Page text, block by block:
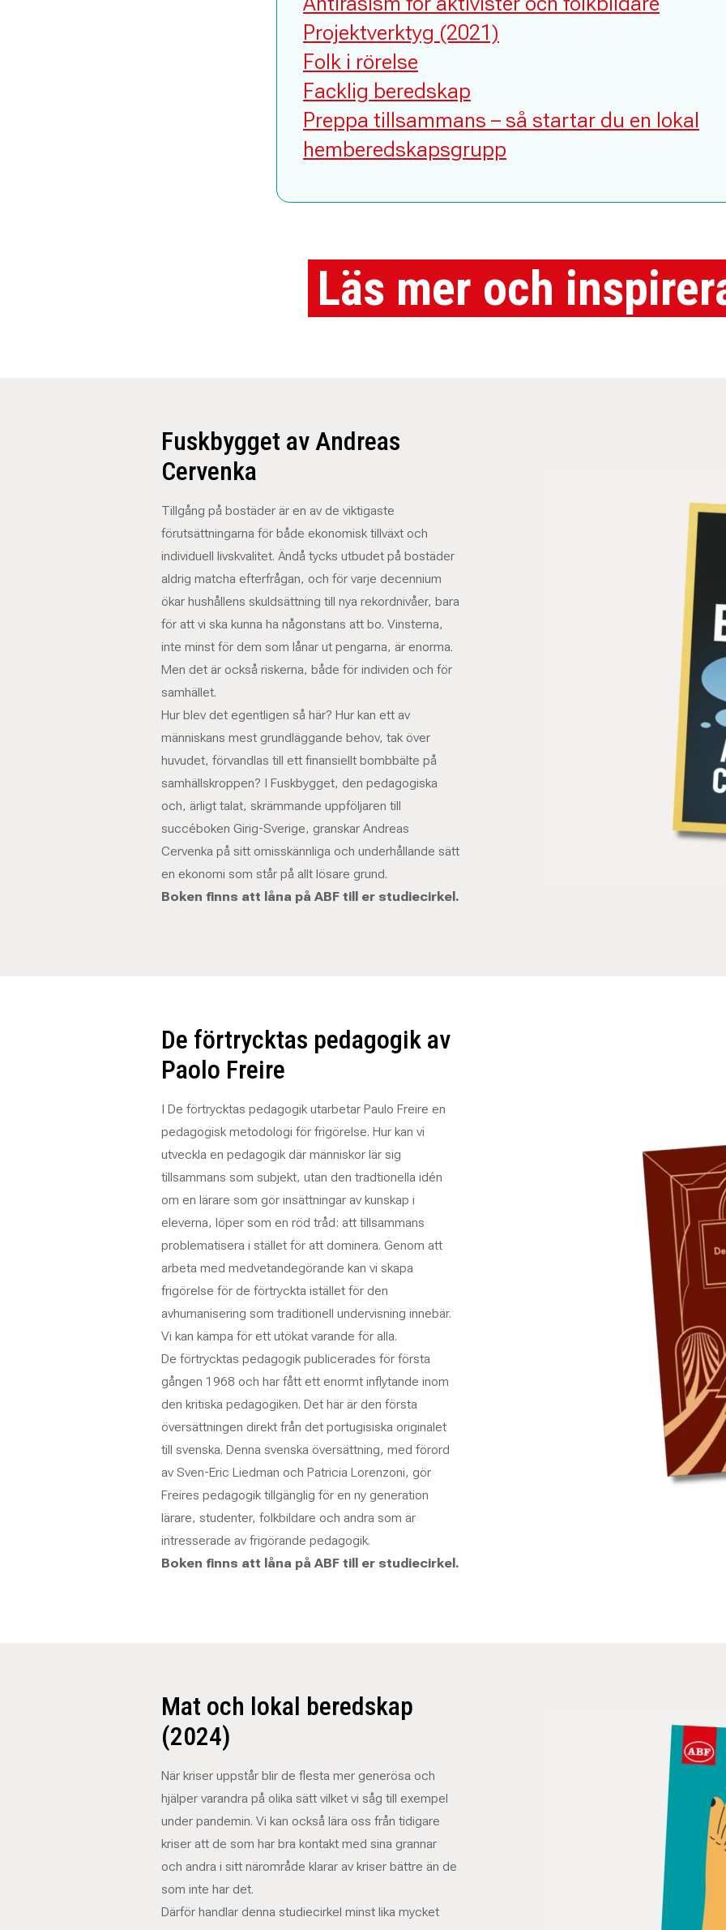
Projektverktyg (2021)
Folk i rörelse
Facklig beredskap
Preppa tillsammans – så startar du en lokal
hemberedskapsgrupp
Läs mer och
Fuskbygget av Andreas
Cervenka
Tillgång på bostäder är en av de viktigaste
förutsättningarna för både ekonomisk tillväxt och
individuell livskvalitet. Ändå tycks utbudet på bostäder
aldrig matcha efterfrågan, och för varje decennium
ökar hushållens skuldsättning till nya rekordnivåer, bara
för att vi ska kunna ha någonstans att bo. Vinsterna,
inte minst för dem som lånar ut pengarna, är enorma.
Men det är också riskerna, både för individen och för
samhället.
Hur blev det egentligen så här? Hur kan ett av
människans mest grundläggande behov, tak över
huvudet, förvandlas till ett finansiellt bombbälte på
samhällskroppen? I Fuskbygget, den pedagogiska
och, ärligt talat, skrämmande uppföljaren till
succéboken Girig-Sverige, granskar Andreas
Cervenka på sitt omisskännliga och underhållande sätt
en ekonomi som står på allt lösare grund.
Boken finns att låna på ABF till er studiecirkel.
De förtrycktas pedagogik av
Paolo Freire
I De förtrycktas pedagogik utarbetar Paulo Freire en
pedagogisk metodologi för frigörelse. Hur kan vi
utveckla en pedagogik där människor lär sig
tillsammans som subjekt, utan den tradtionella idén
om en lärare som gör insättningar av kunskap i
eleverna, löper som en röd tråd: att tillsammans
problematisera i stället för att dominera. Genom att
arbeta med medvetandegörande kan vi skapa
frigörelse för de förtryckta istället för den
avhumanisering som traditionell undervisning innebär.
Vi kan kämpa för ett utökat varande för alla.
De förtrycktas pedagogik publicerades för första
gången 1968 och har fått ett enormt inflytande inom
den kritiska pedagogiken. Det här är den första
översättningen direkt från det portugisiska originalet
till svenska. Denna svenska översättning, med förord
av Sven-Eric Liedman och Patricia Lorenzoni, gör
Freires pedagogik tillgänglig för en ny generation
lärare, studenter, folkbildare och andra som är
intresserade av frigörande pedagogik.
Boken finns att låna på ABF till er studiecirkel.
Mat och lokal beredskap
(2024)
När kriser uppstår blir de flesta mer generösa och
hjälper varandra på olika sätt vilket vi såg till exempel
under pandemin. Vi kan också lära oss från tidigare
kriser att de som har bra kontakt med sina grannar
och andra i sitt närområde klarar av kriser bättre än de
som inte har det.
Därför handlar denna studiecirkel minst lika mycket